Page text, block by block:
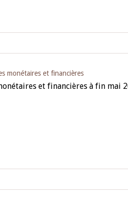
monétaires et financières
et financières à fin mai